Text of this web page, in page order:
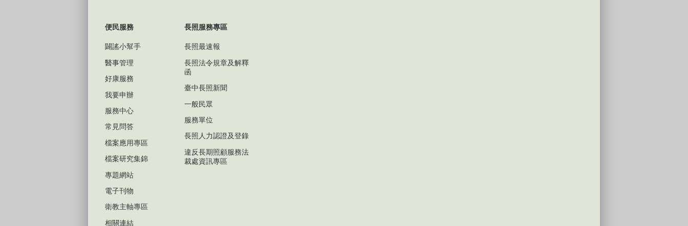
便民服務
闢謠小幫手
醫事管理
好康服務
我要申辦
服務中心
常見問答
檔案應用專區
檔案研究集錦
專題網站
電子刊物
衛教主軸專區
相關連結
長照服務專區
長照最速報
長照法令規章及解釋
函
臺中長照新聞
一般民眾
服務單位
長照人力認證及登錄
違反長期照顧服務法
裁處資訊專區